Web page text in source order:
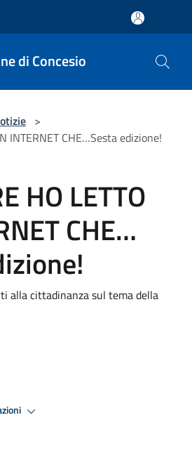
di Concesio
>
INTERNET CHE…Sesta edizione!
HO LETTO
CHE…
alla cittadinanza sul tema della